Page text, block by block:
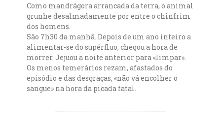
Como mandrágora arrancada da terra, o animal
grunhe desalmadamente por entre o chinfrim
dos homens.
São 7h30 da manhã. Depois de um ano inteiro a
alimentar-se do supérfluo, chegou a hora de
morrer. Jejuou a noite anterior para «limpar».
Os menos temerários rezam, afastados do
episódio e das desgraças, «não vá encolher o
sangue» na hora da picada fatal.